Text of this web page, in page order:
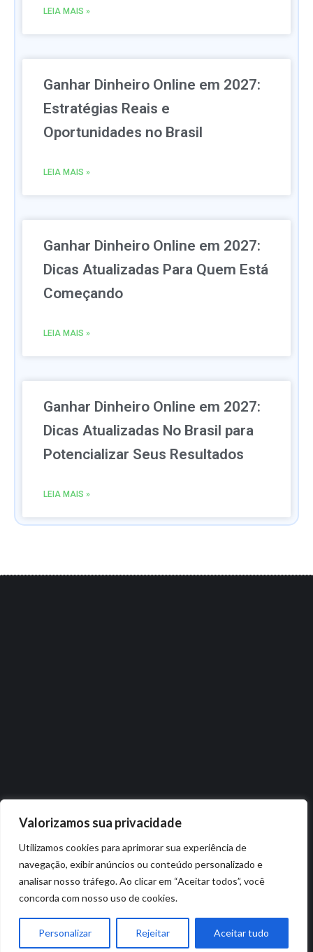
Valorizamos sua privacidade
Utilizamos cookies para aprimorar sua experiência de
navegação, exibir anúncios ou conteúdo personalizado e
analisar nosso tráfego. Ao clicar em “Aceitar todos”, você
concorda com nosso uso de cookies.
Personalizar Rejeitar Aceitar tudo
LEIA MAIS »
Ganhar Dinheiro Online em 2027:
Estratégias Reais e
Oportunidades no Brasil
LEIA MAIS »
Ganhar Dinheiro Online em 2027:
Dicas Atualizadas Para Quem Está
Começando
LEIA MAIS »
Ganhar Dinheiro Online em 2027:
Dicas Atualizadas No Brasil para
Potencializar Seus Resultados
LEIA MAIS »